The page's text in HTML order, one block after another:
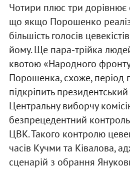
Чотири плюс три дорівнює
що якщо Порошенко
більшість голосів
йому. Ще пара-трійка
квотою «Народного
Порошенка, схоже, період
підкріпить
Центральну виборчу
безпрецедентний
ЦВК. Такого контролю
часів Кучми та Ківалова,
сценарій з обрання